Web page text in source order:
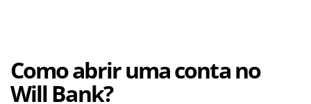
Como abrir uma conta no
Will Bank?